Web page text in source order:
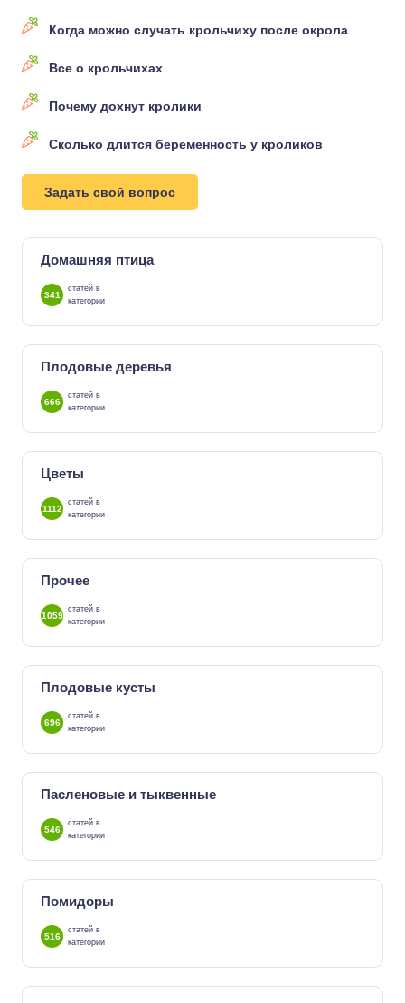
Когда можно случать крольчиху после окрола
Все о крольчихах
Почему дохнут кролики
Сколько длится беременность у кроликов
Задать свой вопрос
Домашняя птица
341
статей в
категории
Плодовые деревья
666
статей в
категории
Цветы
1112
статей в
категории
Прочее
1059
статей в
категории
Плодовые кусты
696
статей в
категории
Пасленовые и тыквенные
546
статей в
категории
Помидоры
516
статей в
категории